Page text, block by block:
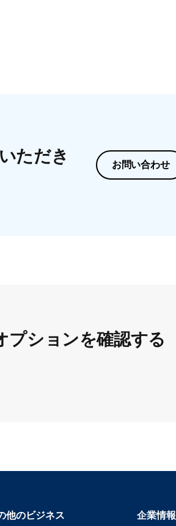
ただき
お問い合わせ
プションを確認する
他のビジネス
企業情報